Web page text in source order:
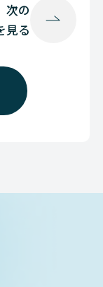
次の
見る